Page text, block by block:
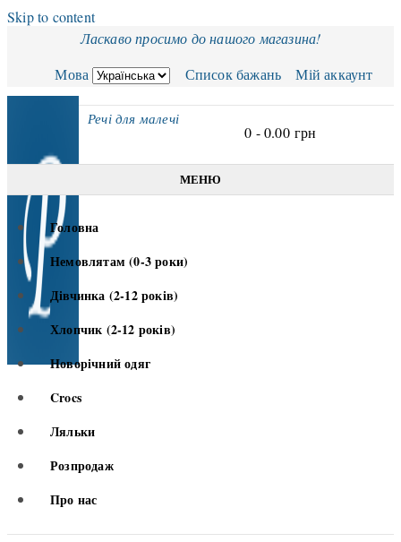
Skip to content
Ласкаво просимо до нашого магазина!
Мова
Список бажань Мій аккаунт
Речі для малечі
0 -0.00 грн
МЕНЮ
Головна
Немовлятам (0-3 роки)
Дівчинка (2-12 років)
Хлопчик (2-12 років)
Новорічний одяг
Crocs
Ляльки
Розпродаж
Про нас